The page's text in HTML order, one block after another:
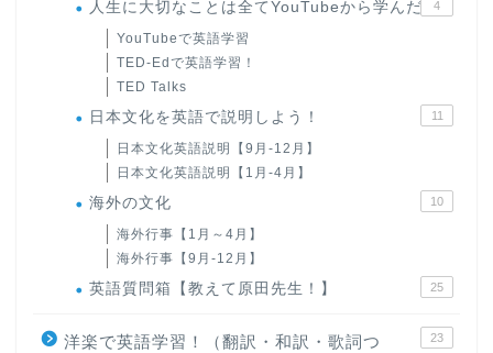
人生に大切なことは全てYouTubeから学んだ 4
YouTubeで英語学習
TED-Edで英語学習！
TED Talks
日本文化を英語で説明しよう！ 11
日本文化英語説明【9月-12月】
日本文化英語説明【1月-4月】
海外の文化 10
海外行事【1月～4月】
海外行事【9月-12月】
英語質問箱【教えて原田先生！】 25
洋楽で英語学習！（翻訳・和訳・歌詞つ
23